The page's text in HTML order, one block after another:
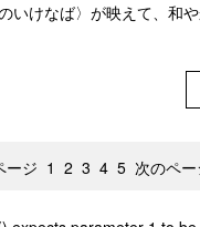
いけなば〉が映えて、和
ージ 1 2 3 4 5 次のペー